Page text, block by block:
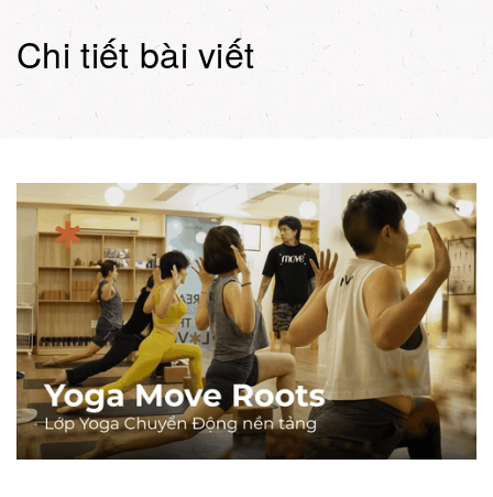
Chi tiết bài viết